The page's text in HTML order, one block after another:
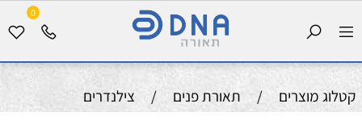
0
קטלוג מוצרים / תאורת פנים / צילנדרים